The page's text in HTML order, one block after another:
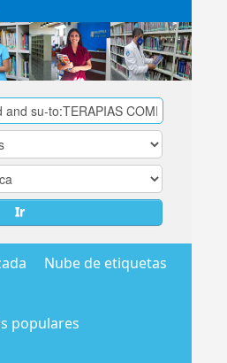
Ir
Nube de etiquetas
populares